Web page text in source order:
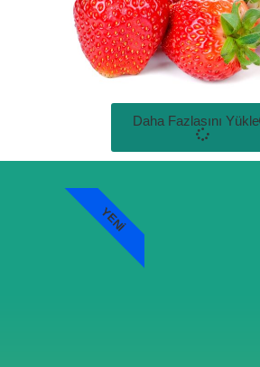
Daha Fazlasını Yükle
YENI